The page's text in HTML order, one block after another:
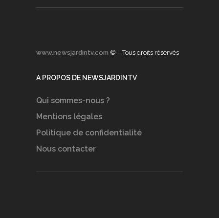
www.newsjardintv.com © – Tous droits réservés
A PROPOS DE NEWSJARDINTV
Qui sommes-nous ?
Mentions légales
Politique de confidentialité
Nous contacter